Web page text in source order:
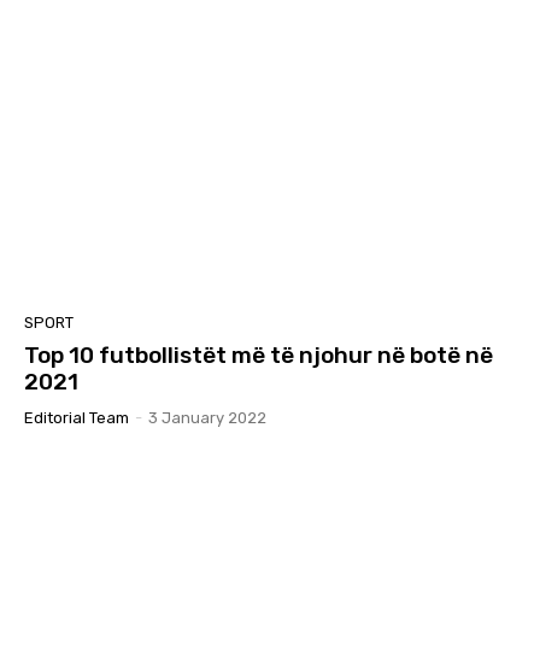
SPORT
Top 10 futbollistët më të njohur në botë në
2021
Editorial Team - 3 January 2022